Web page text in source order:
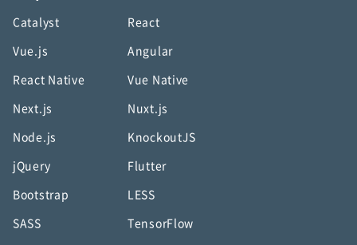
Catalyst React
Vue.js Angular
React Native Vue Native
Next.js Nuxt.js
Node.js KnockoutJS
jQuery Flutter
Bootstrap LESS
SASS TensorFlow